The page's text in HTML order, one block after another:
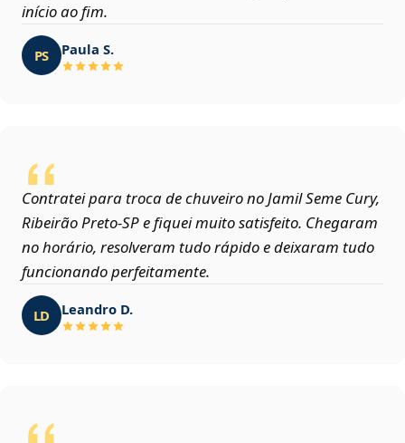
início ao fim.
PS Paula S.
Contratei para troca de chuveiro no Jamil Seme Cury,
Ribeirão Preto‑SP e fiquei muito satisfeito. Chegaram
no horário, resolveram tudo rápido e deixaram tudo
funcionando perfeitamente.
LD Leandro D.